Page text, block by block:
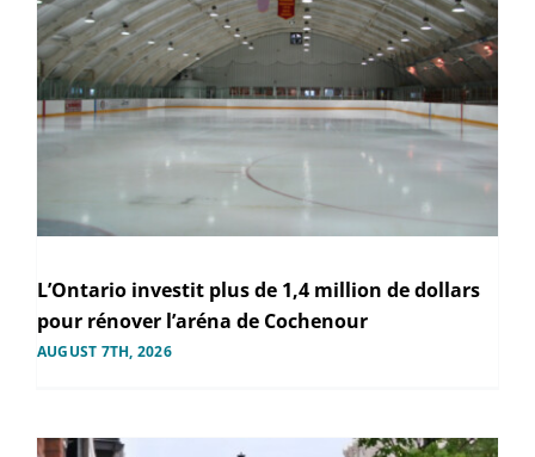
L’Ontario investit plus de 1,4 million de dollars
pour rénover l’aréna de Cochenour
AUGUST 7TH, 2026